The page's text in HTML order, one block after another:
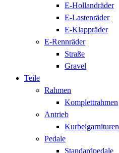
E-Hollandräder
E-Lastenräder
E-Klappräder
E-Rennräder
Straße
Gravel
Teile
Rahmen
Komplettrahmen
Antrieb
Kurbelgarnituren
Pedale
Standardpedale